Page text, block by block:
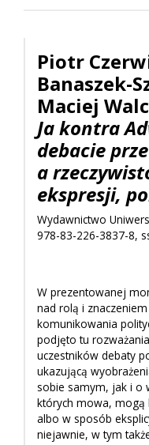
Piotr
Banaszek-
Maciej
Ja kontra
debacie
a
ekspresji,
Wydawnictwo
978-83-226-3837-8,
W prezentowanej
nad rolą i znaczeniem
komunikowania
podjęto tu
uczestników debaty
ukazującą
sobie samym, jak i o
których mowa, mogą
albo w sposób
niejawnie, w tym